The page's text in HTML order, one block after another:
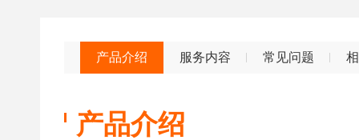
产品介绍 服务内容 常见问题
产品介绍